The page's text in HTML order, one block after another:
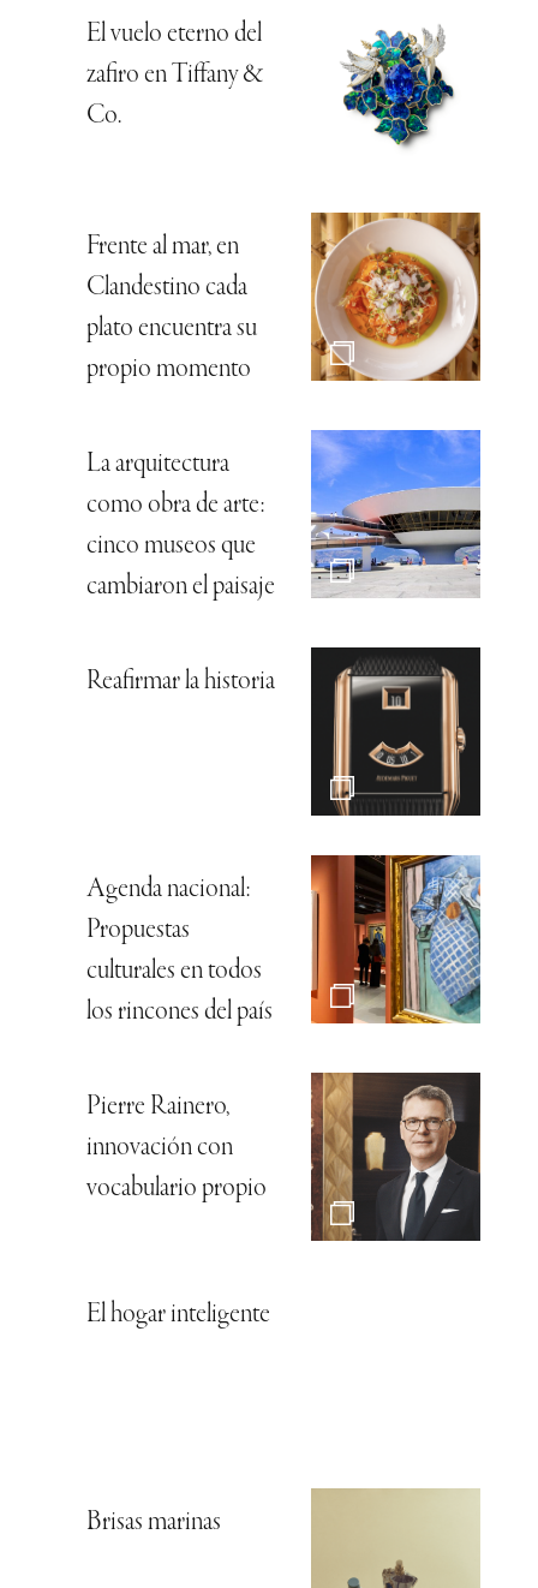
El vuelo eterno del
zafiro en Tiffany &
Co.
Frente al mar, en
Clandestino cada
plato encuentra su
propio momento
La arquitectura
como obra de arte:
cinco museos que
cambiaron el paisaje
Reafirmar la historia
Agenda nacional:
Propuestas
culturales en todos
los rincones del país
Pierre Rainero,
innovación con
vocabulario propio
El hogar inteligente
Brisas marinas